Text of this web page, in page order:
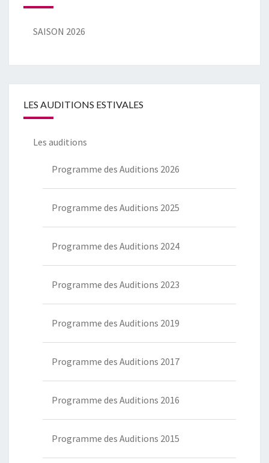
SAISON 2026
LES AUDITIONS ESTIVALES
Les auditions
Programme des Auditions 2026
Programme des Auditions 2025
Programme des Auditions 2024
Programme des Auditions 2023
Programme des Auditions 2019
Programme des Auditions 2017
Programme des Auditions 2016
Programme des Auditions 2015